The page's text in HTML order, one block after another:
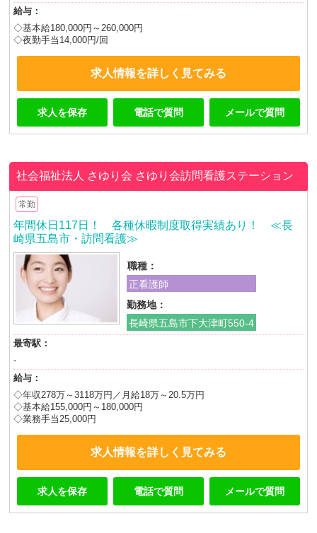
給与：
◇基本給180,000円～260,000円
◇夜勤手当14,000円/回
求人情報を詳しく見てみる
求人を保存 電話で質問 メールで質問
社会福祉法人 さゆり会 さゆり会訪問看護ステーション
常勤
年間休日117日！ 各種休暇制度取得実績あり！ ≪長
崎県五島市・訪問看護≫
職種：
正看護師
勤務地：
長崎県五島市下大津町550-4
最寄駅：
-
給与：
◇年収278万～3118万円／月給18万～20.5万円
◇基本給155,000円～180,000円
◇業務手当25,000円
求人情報を詳しく見てみる
求人を保存 電話で質問 メールで質問